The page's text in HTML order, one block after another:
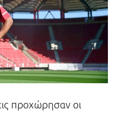
προχώρησαν οι